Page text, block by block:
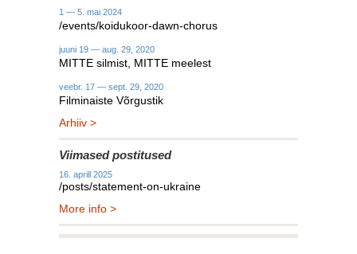
1 — 5. mai 2024
/events/koidukoor-dawn-chorus
juuni 19 — aug. 29, 2020
MITTE silmist, MITTE meelest
veebr. 17 — sept. 29, 2020
Filminaiste Võrgustik
Arhiiv >
Viimased postitused
16. aprill 2025
/posts/statement-on-ukraine
More info >